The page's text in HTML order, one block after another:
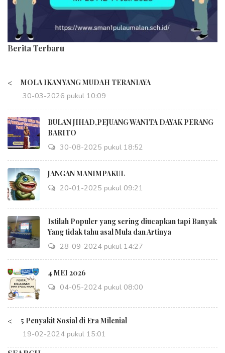
Berita Terbaru
< MOLA IKAN YANG MUDAH TERANIAYA
30-03-2026 pukul 10:09
BULAN JIHAD,PEJUANG WANITA DAYAK PERANG
BARITO
30-08-2025 pukul 18:52
JANGAN MANIMPAKUL
20-01-2025 pukul 09:21
Istilah Populer yang sering diucapkan tapi Banyak
Yang tidak tahu asal Mula dan Artinya
28-09-2024 pukul 14:27
4 MEI 2026
04-05-2024 pukul 08:00
< 5 Penyakit Sosial di Era Milenial
19-02-2024 pukul 15:01